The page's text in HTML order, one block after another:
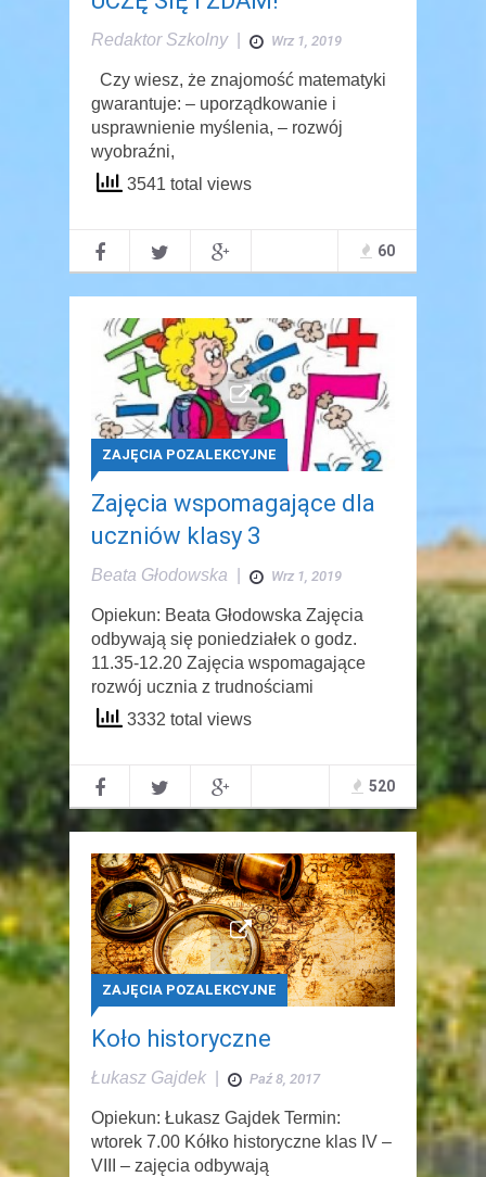
Redaktor Szkolny| Wrz 1, 2019
Czy wiesz, że znajomość matematyki
gwarantuje: – uporządkowanie i
usprawnienie myślenia, – rozwój
wyobraźni,
3541 total views
60
ZAJĘCIA POZALEKCYJNE
Zajęcia wspomagające dla
uczniów klasy 3
Beata Głodowska Wrz 1, 2019
Opiekun: Beata Głodowska Zajęcia
odbywają się poniedziałek o godz.
11.35-12.20 Zajęcia wspomagające
rozwój ucznia z trudnościami
3332 total views
520
ZAJĘCIA POZALEKCYJNE
Koło historyczne
Łukasz Gajdek Paź 8, 2017
Opiekun: Łukasz Gajdek Termin:
wtorek 7.00 Kółko historyczne klas IV –
VIII – zajęcia odbywają